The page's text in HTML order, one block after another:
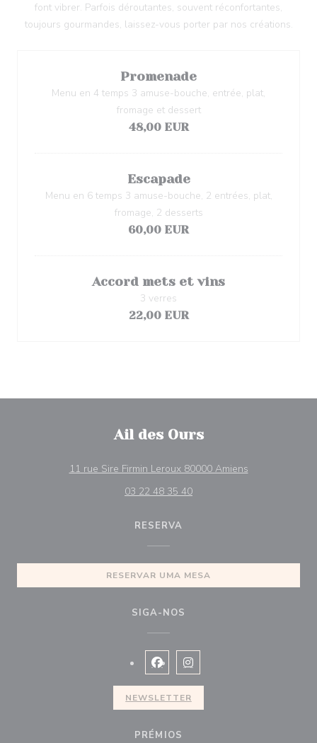
font vibrer. Parfois déroutantes, souvent réconfortantes,
toujours gourmandes, laissez-vous porter par nos créations.
Promenade
Menu en 4 temps 3 amuse-bouche, entrée, plat,
fromage et dessert
48,00 EUR
Escapade
Menu en 6 temps 3 amuse-bouche, 2 entrées, plat,
fromage, 2 desserts
60,00 EUR
Accord mets et vins
3 verres
22,00 EUR
Ail des Ours
11 rue Sire Firmin Leroux 80000 Amiens((abre numa
03 22 48 35 40
RESERVA
RESERVAR UMA MESA
SIGA-NOS
Facebook ((abre numa nova
Instagram ((abre numa
NEWSLETTER
PRÉMIOS